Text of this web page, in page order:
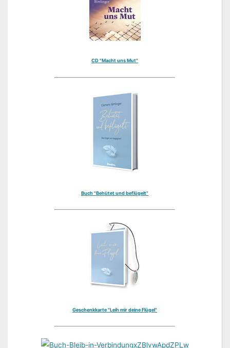
CD "Macht uns Mut"
Buch "Behütet und beflügelt"
Geschenkkarte "Leih mir deine Flügel"